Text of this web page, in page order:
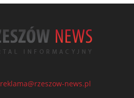
reklama@rzeszow-news.pl